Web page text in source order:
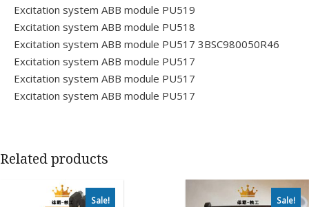
Excitation system ABB module PU519
Excitation system ABB module PU518
Excitation system ABB module PU517 3BSC980050R46
Excitation system ABB module PU517
Excitation system ABB module PU517
Excitation system ABB module PU517
Related products
Sale! Sale!